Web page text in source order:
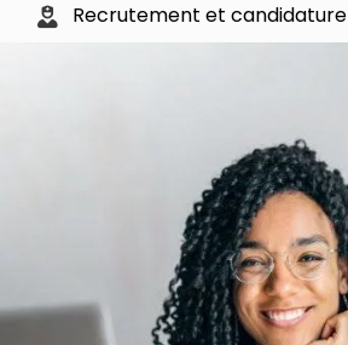
Recrutement et candidature